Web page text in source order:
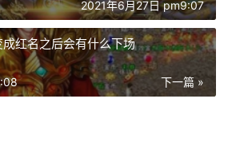
2021年6月27日 pm9:07
红名之后会有什么下场
下一篇 »